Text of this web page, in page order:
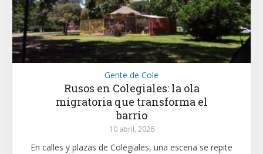
Gente de Cole
Rusos en Colegiales: la ola
migratoria que transforma el
barrio
10 abril, 2026
En calles y plazas de Colegiales, una escena se repite